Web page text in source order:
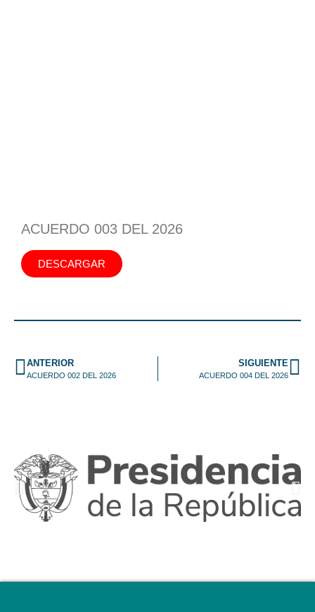
ACUERDO 003 DEL 2026
DESCARGAR
ANTERIOR
ACUERDO 002 DEL 2026
SIGUIENTE
ACUERDO 004 DEL 2026